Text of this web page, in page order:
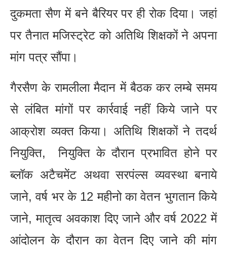
दुकमता सैण में बने बैरियर पर ही रोक दिया। जहां
पर तैनात मजिस्ट्रेट को अतिथि शिक्षकों ने अपना
मांग पत्र सौंपा।
गैरसैण के रामलीला मैदान में बैठक कर लम्बे समय
से लंबित मांगों पर कार्रवाई नहीं किये जाने पर
आक्रोश व्यक्त किया। अतिथि शिक्षकों ने तदर्थ
नियुक्ति, नियुक्ति के दौरान प्रभावित होने पर
ब्लॉक अटैचमेंट अथवा सरपंल्स व्यवस्था बनाये
जाने, वर्ष भर के 12 महीनो का वेतन भुगतान किये
जाने, मातृत्व अवकाश दिए जाने और वर्ष 2022 में
आंदोलन के दौरान का वेतन दिए जाने की मांग